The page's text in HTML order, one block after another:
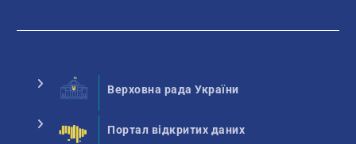
Верховна рада України
Портал відкритих даних